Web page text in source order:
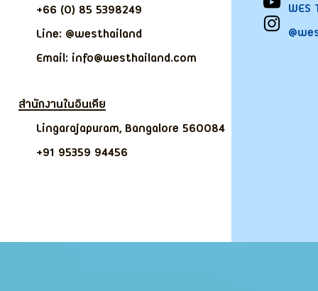
+66 (0) 85 5398249
Line: @westhailand
Email: info@westhailand.com
สำนักงานในอินเดีย
Lingarajapuram, Bangalore 560084
+91 95359 94456
WES